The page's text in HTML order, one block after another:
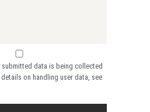
submitted data is being collected
on handling user data, see